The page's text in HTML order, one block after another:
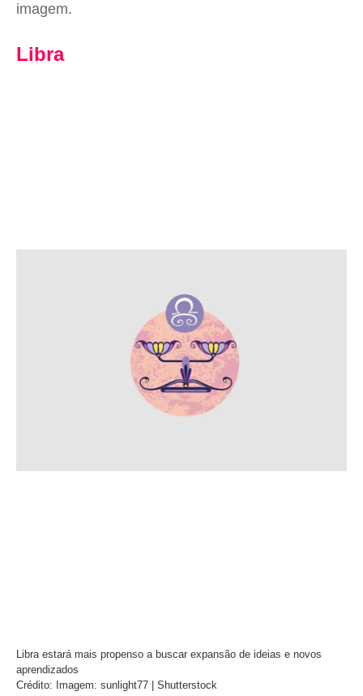
imagem.
Libra
Libra estará mais propenso a buscar expansão de ideias e novos
aprendizados
Crédito: Imagem: sunlight77 | Shutterstock